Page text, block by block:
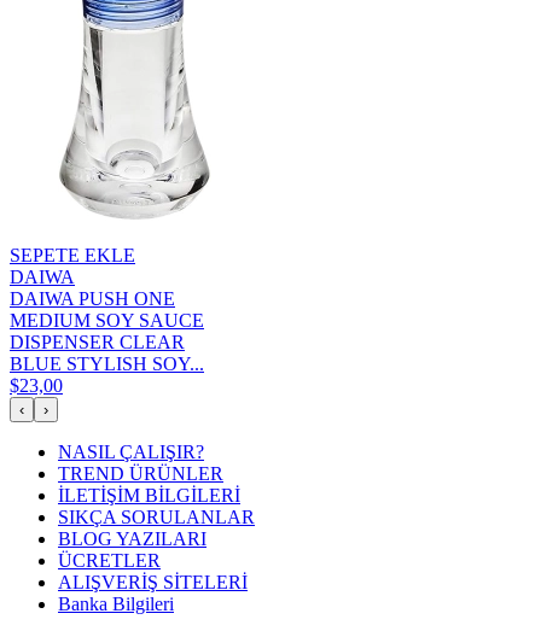
SEPETE EKLE
DAIWA
DAIWA PUSH ONE
MEDIUM SOY SAUCE
DISPENSER CLEAR
BLUE STYLISH SOY...
$23,00
‹ ›
NASIL ÇALIŞIR?
TREND ÜRÜNLER
İLETİŞİM BİLGİLERİ
SIKÇA SORULANLAR
BLOG YAZILARI
ÜCRETLER
ALIŞVERİŞ SİTELERİ
Banka Bilgileri